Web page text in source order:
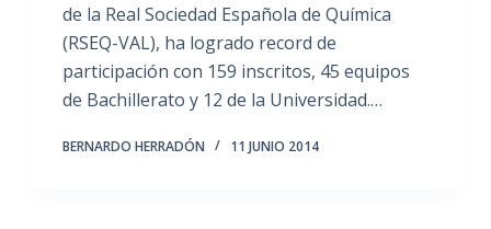
de la Real Sociedad Española de Química
(RSEQ-VAL), ha logrado record de
participación con 159 inscritos, 45 equipos
de Bachillerato y 12 de la Universidad.…
BERNARDO HERRADÓN 11 JUNIO 2014